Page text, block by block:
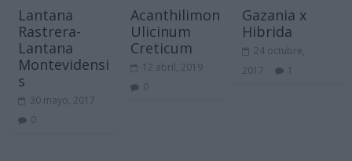
Lantana
Rastrera-
Lantana
Montevidensi
s
30 mayo, 2017
0
Acanthilimon
Ulicinum
Creticum
12 abril, 2019
0
Gazania x
Hibrida
24 octubre,
2017
1